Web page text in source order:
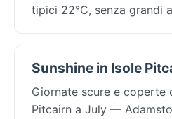
tipici 22°C, senza grandi
Sunshine in Isole
Giornate scure e coperte
Pitcairn a July —